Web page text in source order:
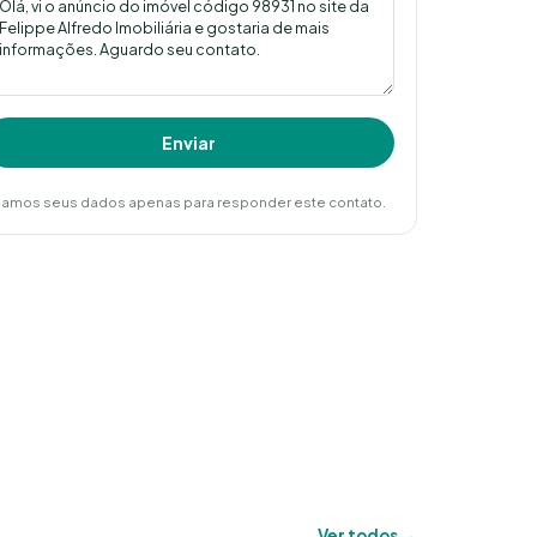
Enviar
seus dados apenas para responder este contato.